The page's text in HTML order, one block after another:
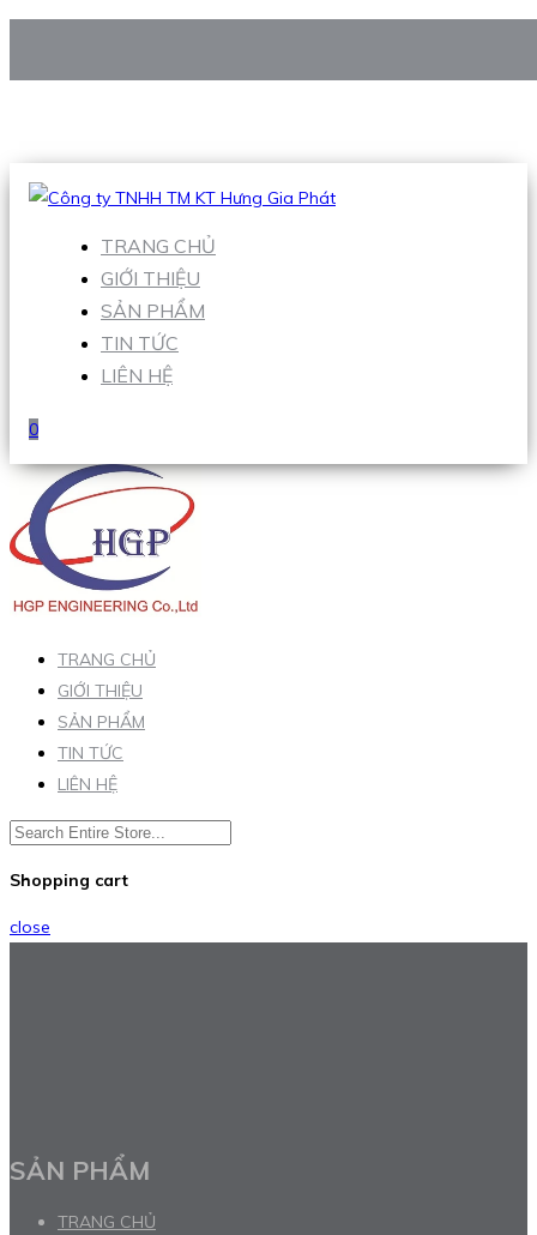
Hotline:0938 906 663
TRANG CHỦ
GIỚI THIỆU
SẢN PHẨM
TIN TỨC
LIÊN HỆ
0
TRANG CHỦ
GIỚI THIỆU
SẢN PHẨM
TIN TỨC
LIÊN HỆ
Shopping cart
close
SẢN PHẨM
TRANG CHỦ